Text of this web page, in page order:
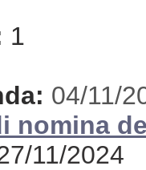
1
04/11/
nomina
11/2024